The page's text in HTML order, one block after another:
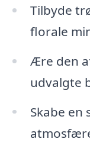
Tilbyde
florale
Ære den
udvalgte
Skabe en